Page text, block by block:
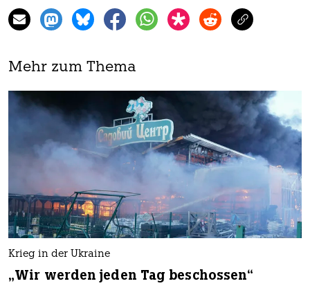
Mehr zum Thema
Krieg in der Ukraine
„Wir werden jeden Tag beschossen“